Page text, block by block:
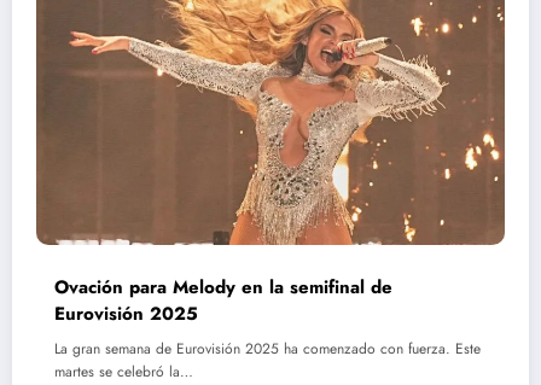
Ovación para Melody en la semifinal de
Eurovisión 2025
La gran semana de Eurovisión 2025 ha comenzado con fuerza. Este
martes se celebró la…